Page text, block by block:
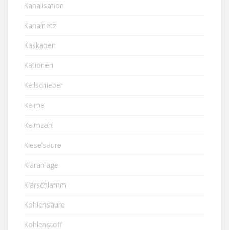
Kanalisation
Kanalnetz
Kaskaden
Kationen
Keilschieber
Keime
Keimzahl
Kieselsäure
Kläranlage
Klärschlamm
Kohlensäure
Kohlenstoff